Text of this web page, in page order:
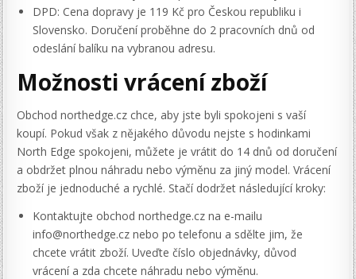
DPD: Cena dopravy je 119 Kč pro Českou republiku i
Slovensko. Doručení proběhne do 2 pracovních dnů od
odeslání balíku na vybranou adresu.
Možnosti vrácení zboží
Obchod northedge.cz chce, aby jste byli spokojeni s vaší
koupí. Pokud však z nějakého důvodu nejste s hodinkami
North Edge spokojeni, můžete je vrátit do 14 dnů od doručení
a obdržet plnou náhradu nebo výměnu za jiný model. Vrácení
zboží je jednoduché a rychlé. Stačí dodržet následující kroky:
Kontaktujte obchod northedge.cz na e-mailu
info@northedge.cz nebo po telefonu a sdělte jim, že
chcete vrátit zboží. Uveďte číslo objednávky, důvod
vrácení a zda chcete náhradu nebo výměnu.